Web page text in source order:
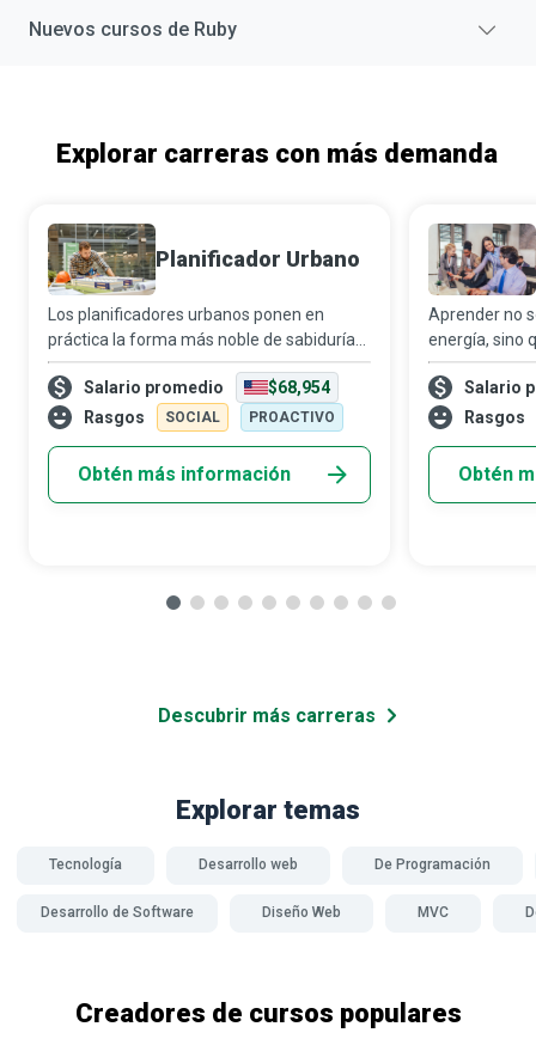
Nuevos cursos de Ruby
Explorar carreras con más demanda
Planificador Urbano
Los planificadores urbanos ponen en
práctica la forma más noble de sabiduría
para convertir ciudades y comunidades en
lugares dinámicos y seguros, donde la vida
social, económica y política se desarro
Salario promedio
$68,954
Rasgos
SOCIAL PROACTIVO
Obtén más información
Aprender no
energía, sino
indispensable
gerente de
profesional
Salario
Rasgos
Obtén
Descubrir más carreras
Explorar temas
Tecnología Desarrollo web De Programación
Desarrollo de Software Diseño Web MVC
Creadores de cursos populares